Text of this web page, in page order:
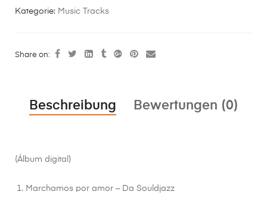
Kategorie: Music Tracks
Share on:
Beschreibung Bewertungen (0)
(Álbum digital)
Marchamos por amor – Da Souldjazz